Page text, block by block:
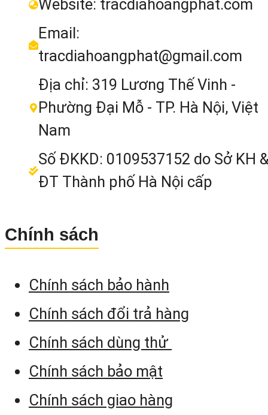
Máy định vị GPS cầm tay Garmin
eTrex 10: Độ Chính Xác Vượt Trội
₫
price
was:
price
is:
MUA NGAY
Website: tracdiahoangphat.com
Email:
tracdiahoangphat@gmail.com
Địa chỉ: 319 Lương Thế Vinh -
Phường Đại Mỗ - TP. Hà Nội, Việt
Nam
Số ĐKKD: 0109537152 do Sở KH &
ĐT Thành phố Hà Nội cấp
Chính sách
Chính sách bảo hành
Chính sách đổi trả hàng
Chính sách dùng thử
Chính sách bảo mật
Chính sách giao hàng